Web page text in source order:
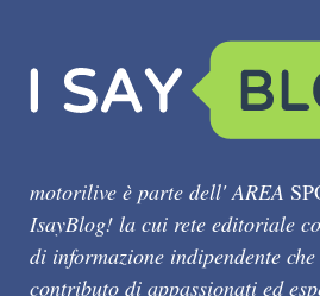
motorilive è parte dell' AREA
IsayBlog! la cui rete editoriale
di informazione indipendente
contributo di appassionati ed